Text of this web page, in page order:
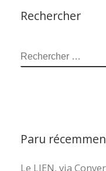
Rechercher
RECHERCHER
Paru
Le LIEN, via